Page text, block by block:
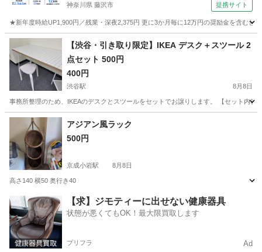
神奈川県 藤沢市 提携サイト
★新年度時給UP1,900円／残業・深夜2,375円 更に3か月毎に12万円の奨励金を含む
神奈川 藤沢市 その他
【渋谷・引き取り限定】IKEA デスク＋スツール 2
点セット 500円
400円
渋谷駅 8月8日
事務所整理のため、IKEAのデスクとスツールをセットでお譲りします。 【セット内
東京 渋谷区 渋谷駅 家具
アジアン風ラック
500円
京成小岩駅 8月8日
高さ140 横50 奥行き40
東京 江戸川区 京成小岩駅 収納家具 ラック
【求】ジモティーに出せない健康器具
状態が悪くてもOK！最大限買取します
プリフラ Ad